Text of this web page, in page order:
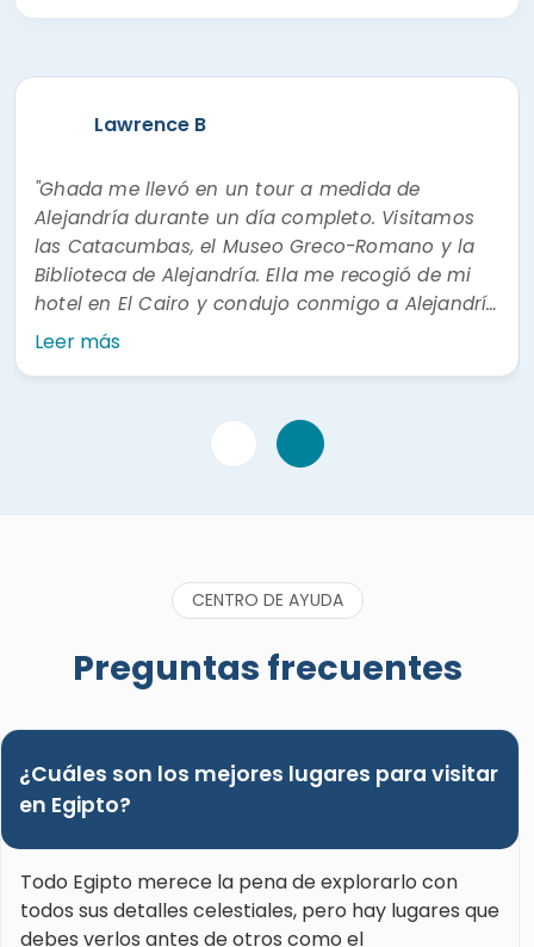
Lawrence B
"Ghada me llevó en un tour a medida de
Alejandría durante un día completo. Visitamos
las Catacumbas, el Museo Greco-Romano y la
Biblioteca de Alejandría. Ella me recogió de mi
hotel en El Cairo y condujo conmigo a Alejandría
y de vuelta. Hablamos sin esfuerzo y sin parar
enciclopédico, y es una persona encantadora y
una fabulosa conversadora. Mi único lamento es
que no fue mi guía turística durante todo mi
tour en Egipto, te recomiendo encarecidamente
que pidas a Ghada como tu guía."
Leer más
CENTRO DE AYUDA
Preguntas frecuentes
¿Cuáles son los mejores lugares para visitar
en Egipto?
Todo Egipto merece la pena de explorarlo con
todos sus detalles celestiales, pero hay lugares que
debes verlos antes de otros como el